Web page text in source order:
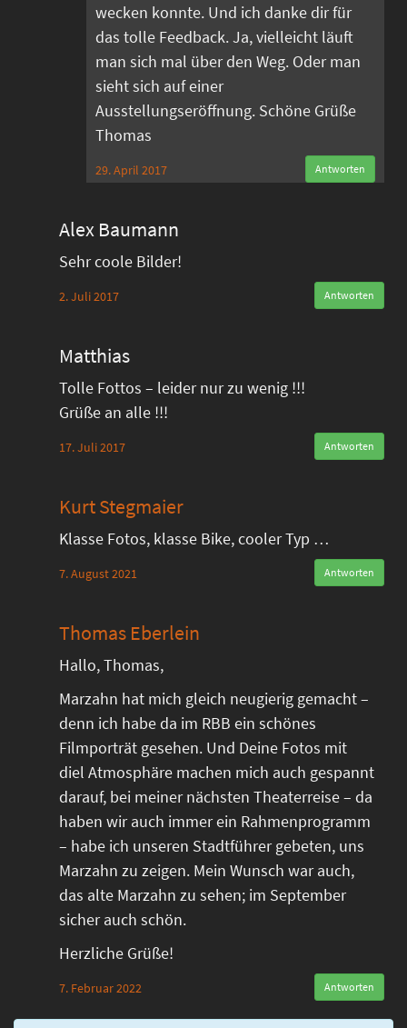
wecken konnte. Und ich danke dir für
das tolle Feedback. Ja, vielleicht läuft
man sich mal über den Weg. Oder man
sieht sich auf einer
Ausstellungseröffnung. Schöne Grüße
Thomas
29. April 2017 Antworten
Alex Baumann
Sehr coole Bilder!
2. Juli 2017 Antworten
Matthias
Tolle Fottos – leider nur zu wenig !!!
Grüße an alle !!!
17. Juli 2017 Antworten
Kurt Stegmaier
Klasse Fotos, klasse Bike, cooler Typ …
7. August 2021 Antworten
Thomas Eberlein
Hallo, Thomas,
Marzahn hat mich gleich neugierig gemacht –
denn ich habe da im RBB ein schönes
Filmporträt gesehen. Und Deine Fotos mit
diel Atmosphäre machen mich auch gespannt
darauf, bei meiner nächsten Theaterreise – da
haben wir auch immer ein Rahmenprogramm
– habe ich unseren Stadtführer gebeten, uns
Marzahn zu zeigen. Mein Wunsch war auch,
das alte Marzahn zu sehen; im September
sicher auch schön.
Herzliche Grüße!
7. Februar 2022 Antworten